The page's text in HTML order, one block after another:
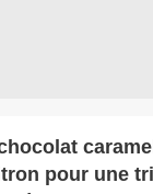
pour une